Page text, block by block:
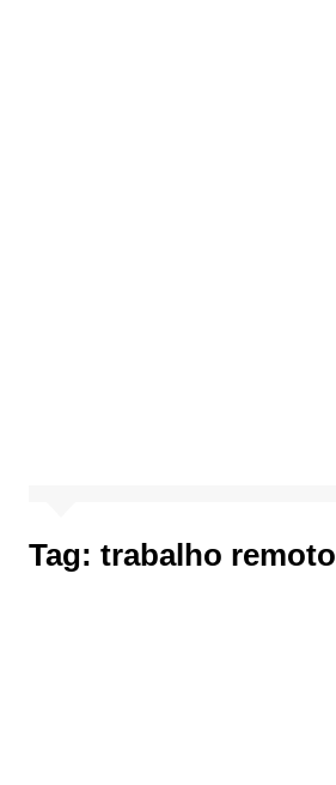
Tag: trabalho remoto